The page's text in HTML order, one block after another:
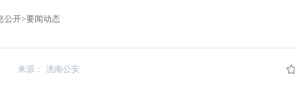
公开>要闻动态
来源：洮南公安